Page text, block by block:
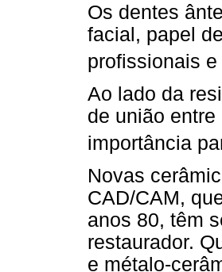
Os dentes
facial, papel
profissionais
Ao lado da
de união
importância
Novas
CAD/CAM,
anos 80, têm
restaurador.
e métalo-